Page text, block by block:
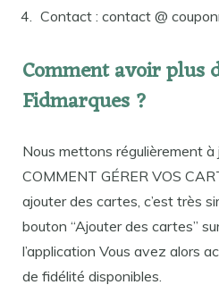
Contact : contact @
Comment avoir plus
Fidmarques ?
Nous mettons régulièrement à
COMMENT GÉRER VOS
ajouter des cartes, c’est très
bouton “Ajouter des cartes”
l’application Vous avez alors
de fidélité disponibles.